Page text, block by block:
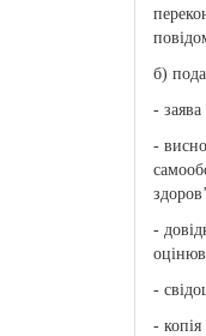
б)
-
-
-
-
-